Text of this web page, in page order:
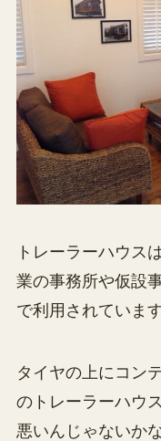
トレーラーハウス
業の事務所や仮設
で利用されています
タイヤの上にコン
のトレーラーハウ
悪いんじゃないか